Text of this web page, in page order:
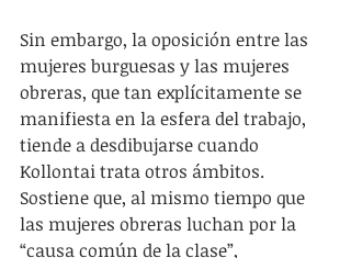
Sin embargo, la oposición entre las
mujeres burguesas y las mujeres
obreras, que tan explícitamente se
manifiesta en la esfera del trabajo,
tiende a desdibujarse cuando
Kollontai trata otros ámbitos.
Sostiene que, al mismo tiempo que
las mujeres obreras luchan por la
“causa común de la clase”,